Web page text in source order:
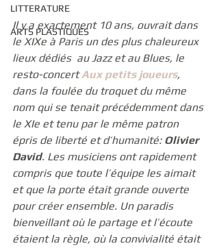
LITTERATURE
ARTS PLASTIQUES
Il y a exactement 10 ans, ouvrait dans
le XIXe à Paris un des plus chaleureux
lieux dédiés  au Jazz et au Blues, le
resto-concert Aux petits joueurs,
dans la foulée du troquet du même
nom qui se tenait précédemment dans
le XIe et tenu par le même patron
épris de liberté et d’humanité: Olivier
David. Les musiciens ont rapidement
compris que toute l’équipe les aimait
et que la porte était grande ouverte
pour créer ensemble. Un paradis
bienveillant où le partage et l’écoute
étaient la règle, où la convivialité était